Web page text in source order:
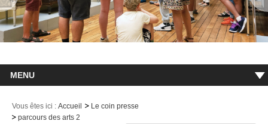
MENU
Le musée
Vous êtes ici : Accueil
Le coin presse
parcours des arts 2